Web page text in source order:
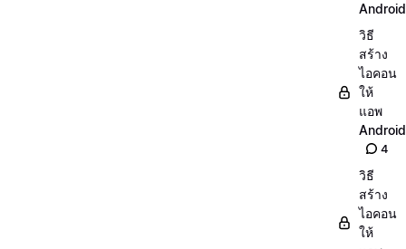
Android
วิธี
สร้าง
ไอคอน
ให้
แอพ
Android
4
วิธี
สร้าง
ไอคอน
ให้